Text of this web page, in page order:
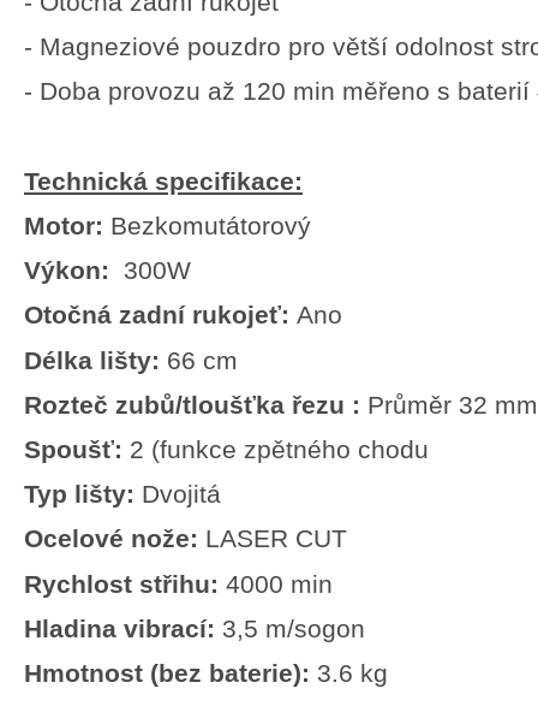
- Magneziové pouzdro pro větší odolnost
- Doba provozu až 120 min měřeno s baterií
Technická specifikace:
Motor: Bezkomutátorový
Výkon:
300W
Otočná zadní rukojeť: Ano
Délka lišty:
cm
Rozteč zubů/tloušťka řezu : Průměr 32 mm
Spoušť: 2 (funkce zpětného chodu
Typ lišty: Dvojitá
Ocelové nože: LASER CUT
Rychlost střihu: 4000 min
Hladina vibrací: 3,5 m/sogon
Hmotnost (bez baterie): 3.6 kg